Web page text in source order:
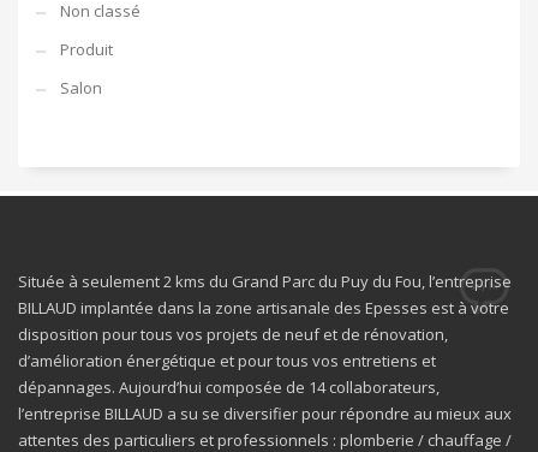
Non classé
Produit
Salon
Située à seulement 2 kms du Grand Parc du Puy du Fou, l’entreprise
BILLAUD implantée dans la zone artisanale des Epesses est à votre
disposition pour tous vos projets de neuf et de rénovation,
d’amélioration énergétique et pour tous vos entretiens et
dépannages. Aujourd’hui composée de 14 collaborateurs,
l’entreprise BILLAUD a su se diversifier pour répondre au mieux aux
attentes des particuliers et professionnels : plomberie / chauffage /